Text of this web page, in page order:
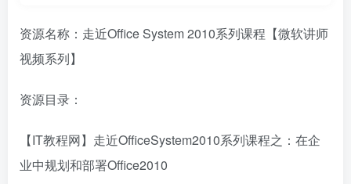
资源名称：走近Office System 2010系列课程【微软讲师
视频系列】
资源目录：
【IT教程网】走近OfficeSystem2010系列课程之：在企
业中规划和部署Office2010